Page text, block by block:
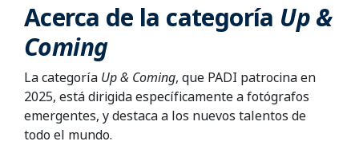
Acerca de la categoría Up &
Coming
La categoría Up & Coming, que PADI patrocina en
2025, está dirigida específicamente a fotógrafos
emergentes, y destaca a los nuevos talentos de
todo el mundo.